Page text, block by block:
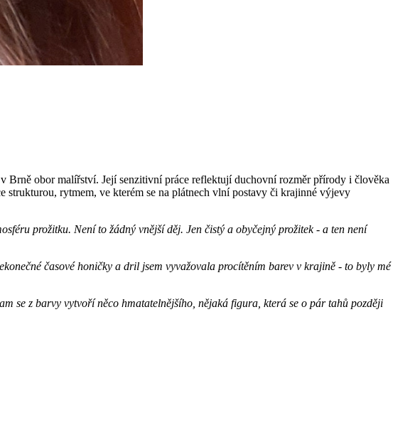
obor malířství. Její senzitivní práce reflektují duchovní rozměr přírody i člověka
rytmem, ve kterém se na plátnech vlní postavy či krajinné výjevy
prožitku. Není to žádný vnější děj. Jen čistý a obyčejný prožitek - a ten není
časové honičky a dril jsem vyvažovala procítěním barev v krajině - to byly mé
se z barvy vytvoří něco hmatatelnějšího, nějaká figura, která se o pár tahů později